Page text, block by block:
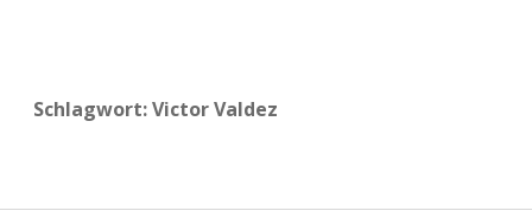
Schlagwort:Victor Valdez